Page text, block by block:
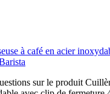
à café en acier